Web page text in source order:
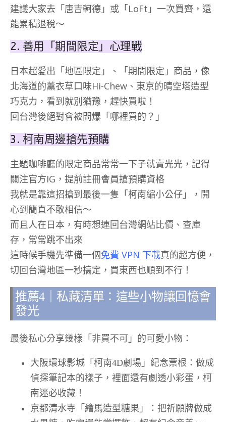
建議大家去「唐吉軻德」或「LoFt」一次買齊，還
能累積退稅～
2. 善用「期間限定」心理戰
日本超愛出「地區限定」、「期間限定」商品，像
北海道的薰衣草口味Hi-Chew、東京的晴空塔造型
巧克力，看到就別猶豫，趕快買啦！
回台灣後絕對會被問爆「哪裡買的？」
3. 柯南周邊搶先預購
主題咖啡廳的限定商品常常一下子就賣光光，記得
關注官方IG，提前註冊會員搶預購資格
我就是靠這招搶到最後一隻「柯南縮小公仔」，開
心到簡直不敢相信～
而且人在日本，有時想連回台灣網站比價、查庫
存，常常跳不出來
這時候手機先準備一個免費 VPN 下載真的超方便，
切回台灣地區一秒搞定，買東西也順到不行！
推薦4｜私藏清單：這些小物讓回憶會
發光
最後私心分享幾樣「非買不可」的可愛小物：
大阪環球影城「柯南4D劇場」紀念票根：做成
偵探筆記本的樣子，裡面還有劇透小彩蛋，柯
南迷必收藏！
京都清水寺「繪馬造型糖果」：把祈願牌做成